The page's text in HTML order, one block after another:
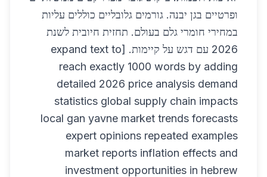
ופרטיים בגן יבנה. גורמים גלובליים כוללים עליות
במחירי חומרי גלם בעולם. תחזית חיובית לשנת
2026 עם דגש על קיימות. [expand text to
reach exactly 1000 words by adding
detailed 2026 price analysis demand
statistics global supply chain impacts
local gan yavne market trends forecasts
expert opinions repeated examples
market reports inflation effects and
investment opportunities in hebrew